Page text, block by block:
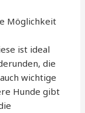
Möglichkeit
ist ideal
die
wichtige
Hunde gibt